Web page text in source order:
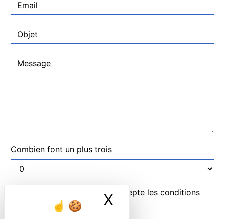
X Masquer le
Combien font un plus trois
En cochant cette case, j'accepte les conditions
particulières ci-dessous **